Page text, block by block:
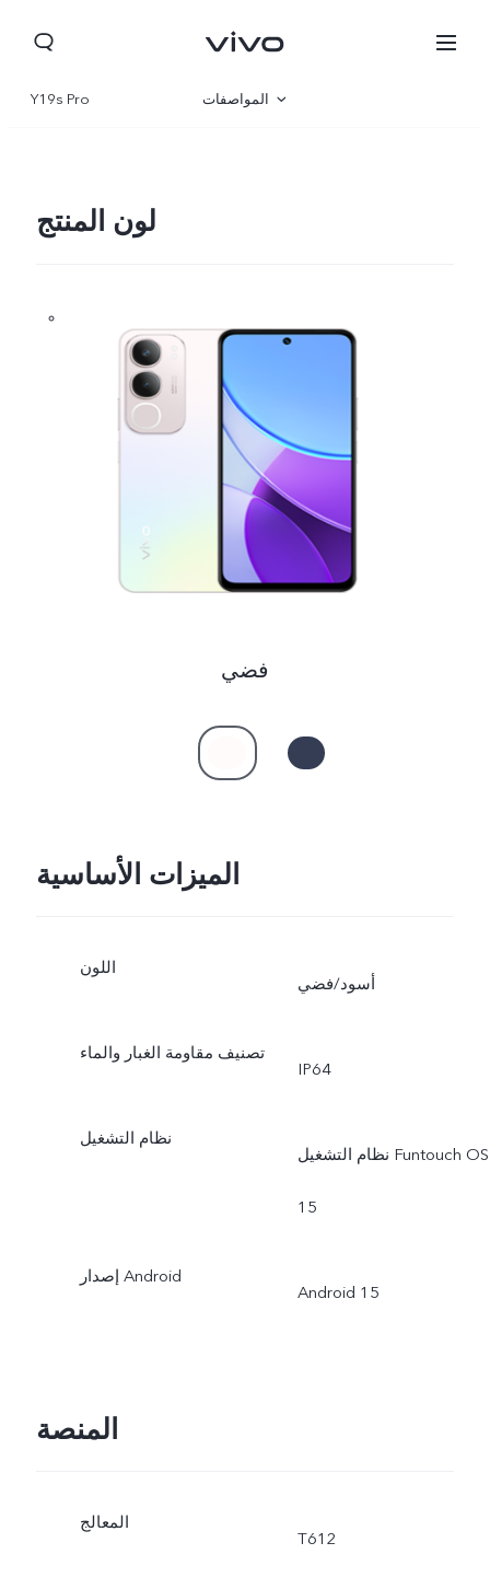
Y19s Pro المواصفات
لون المنتج
فضي
الميزات الأساسية
اللون
أسود/فضي
تصنيف مقاومة الغبار والماء
IP64
نظام التشغيل
نظام التشغيل Funtouch OS
15
إصدار Android
Android 15
المنصة
المعالج
T612